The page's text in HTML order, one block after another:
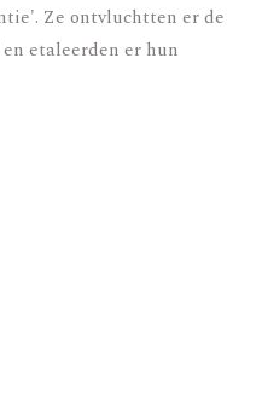
Ze ontvluchtten er de
etaleerden er hun